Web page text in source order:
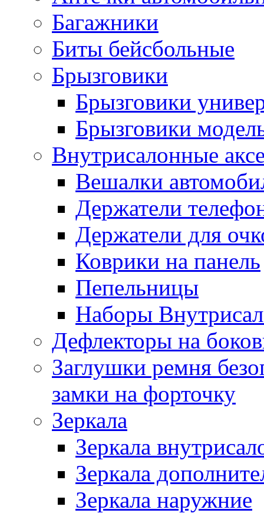
Багажники
Биты бейсбольные
Брызговики
Брызговики
Брызговики
Внутрисалонные
Вешалки
Держатели
Держатели для
Коврики на панель
Пепельницы
Наборы
Дефлекторы на
Заглушки ремня
замки на форточку
Зеркала
Зеркала
Зеркала
Зеркала наружние